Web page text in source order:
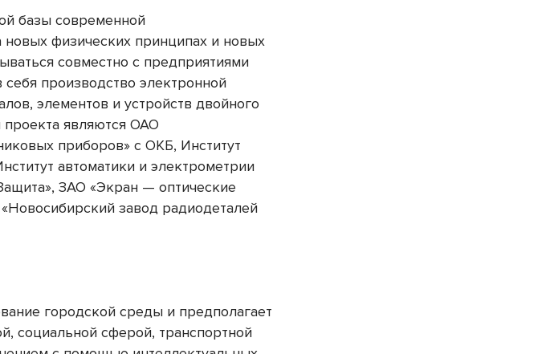
базы современной
физических принципах и новых
совместно с предприятиями
производство электронной
элементов и устройств двойного
являются ОАО
приборов» с ОКБ, Институт
автоматики и электрометрии
ЗАО «Экран — оптические
завод радиодеталей
городской среды и предполагает
социальной сферой, транспортной